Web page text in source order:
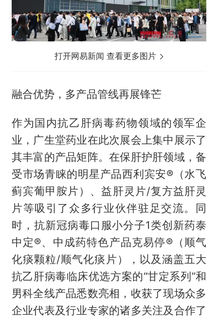
打开网易新闻 查看更多图片
融合优势，多产品管线再展锋芒
作为国内抗乙肝病毒药物领域的领军企
业，广生堂药业在此次展会上集中展示了
其丰富的产品矩阵。在保肝护肝领域，备
受市场青睐的明星产品西利宾安®（水飞
蓟宾葡甲胺片）、益肝灵片/复方益肝灵
片等吸引了众多行业伙伴驻足交流。同
时，抗新冠病毒口服小分子1类创新药泰
中定®、中成药特色产品克易停®（顺气
化痰颗粒/顺气化痰片），以及涵盖五大
抗乙肝病毒临床优选方案的“甘定系列”和
男科全线产品悉数亮相，收获了现场众多
企业代表及行业专家的诸多关注及合作了